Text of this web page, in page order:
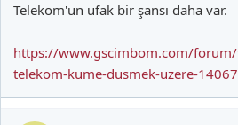
Telekom'un ufak bir şansı daha var.
https://www.gscimbom.com/
telekom-kume-dusmek-uzere-